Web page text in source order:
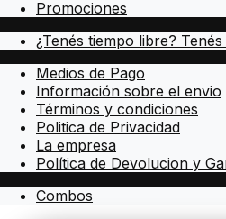
Promociones
¿Tenés tiempo libre?
Medios de Pago
Información sobre el envio
Términos y condiciones
Politica de Privacidad
La empresa
Política de Devolucion y
Combos